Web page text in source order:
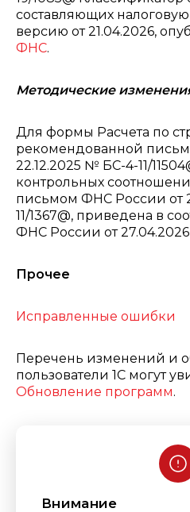
составляющих
версию от 21.04.2026,
ФНС.
Методические
Для формы Расчета по
рекомендованной
22.12.2025 № БС-4-11/
контрольных
письмом ФНС России от
11/1367@, приведена в
ФНС России от
Прочее
Исправленные ошибки
Перечень изменений и
пользователи 1С могут
Обновление программ.
Внимание